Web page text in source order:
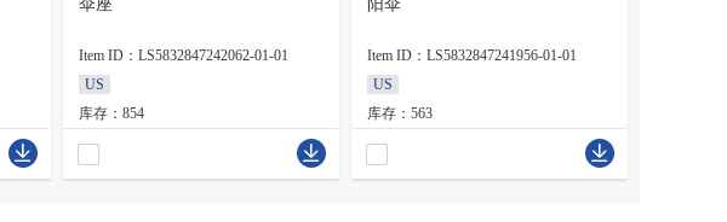
伞座
Item ID：LS5832847242062-01-01
US
库存：854
阳伞
Item ID：LS5832847241956-01-01
US
库存：563